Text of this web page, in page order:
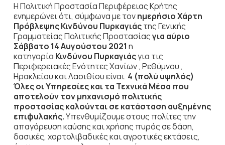
Η Πολιτική Προστασία Περιφέρειας Κρήτης
ενημερώνει ότι, σύμφωνα με τονημερήσιο Χάρτη
Πρόβλεψης Κινδύνου Πυρκαγιάςτης Γενικής
Γραμματείας Πολιτικής Προστασίαςγια αύριο
Σάββατο 14 Αυγούστου 2021 η
κατηγορία Κινδύνου Πυρκαγιάςγια τις
Περιφερειακές Ενότητες Χανίων , Ρεθύμνου ,
Ηρακλείου και Λασιθίου είναι4 (πολύ υψηλός)
Όλες οι Υπηρεσίες και τα Τεχνικά Μέσα που
αποτελούν τον μηχανισμό πολιτικής
προστασίας καλούνται σε κατάσταση αυξημένης
επιφυλακής.Υπενθυμίζουμε στους πολίτες την
απαγόρευση καύσης και χρήσης πυρός σε δάση,
δασικές, χορτολιβαδικές και αγροτικές εκτάσεις,